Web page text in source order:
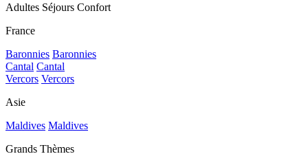
Adultes Séjours Confort
France
Baronnies Baronnies
Cantal Cantal
Vercors Vercors
Asie
Maldives Maldives
Grands Thèmes